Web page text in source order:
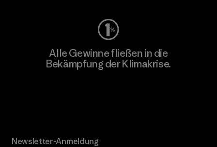
Alle Gewinne fließen in die
Bekämpfung der Klimakrise.
Newsletter-Anmeldung